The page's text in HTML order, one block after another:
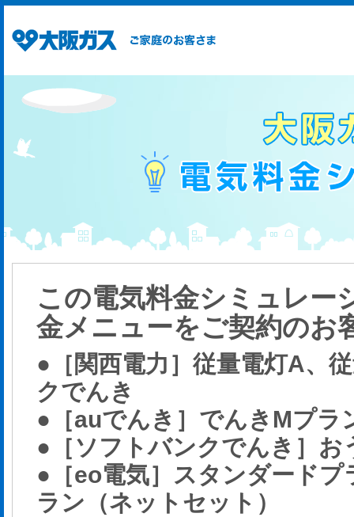
この電気料金シミュレー
金メニューをご契約のお
●［関西電力］従量電灯A、
クでんき
●［auでんき］でんきMプラ
●［ソフトバンクでんき］
●［eo電気］スタンダード
ラン（ネットセット）